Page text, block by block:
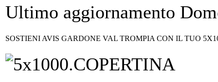
Ultimo aggiornamento
SOSTIENI AVIS GARDONE VAL TROMPIA CON IL TUO